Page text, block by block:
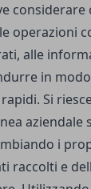
considerare
operazioni
alle
in modo
Si
aziendale
i
raccolti e